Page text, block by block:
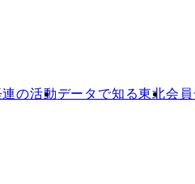
の活動データで知る東北会